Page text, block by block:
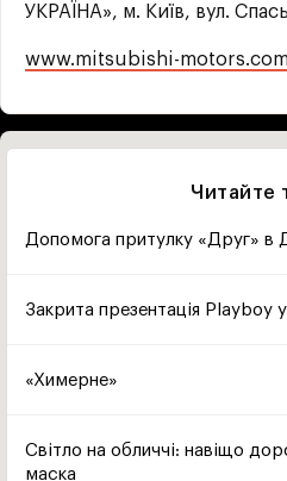
УКРАЇНА», м. Київ, вул.
www.mitsubishi-
Читайте
Допомога притулку «Друг» в
Закрита презентація Playboy
«Химерне»
Світло на обличчі: навіщо
маска